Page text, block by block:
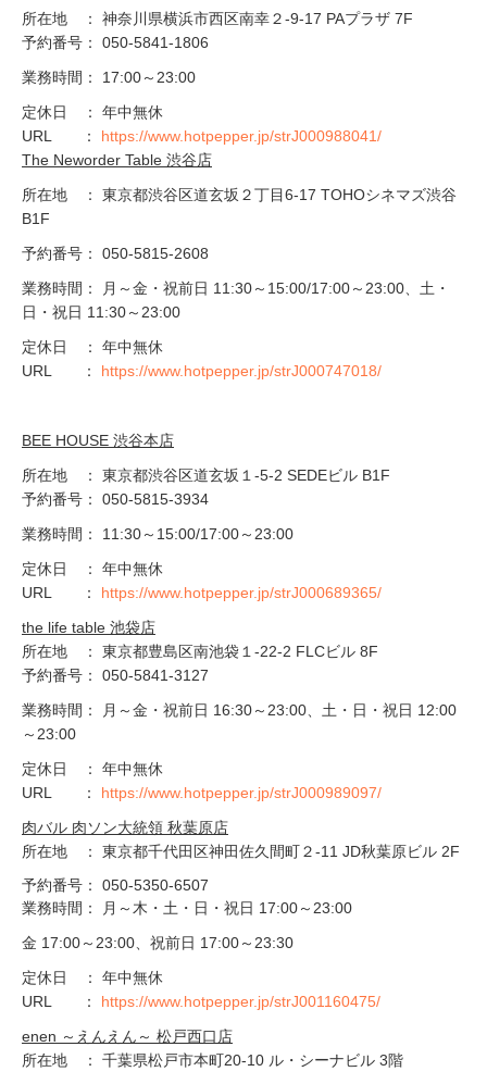
所在地 ： 神奈川県横浜市西区南幸２-9-17 PAプラザ 7F
予約番号： 050-5841-1806
業務時間： 17:00～23:00
定休日 ： 年中無休
URL ： https://www.hotpepper.jp/strJ000988041/
The Neworder Table 渋谷店
所在地 ： 東京都渋谷区道玄坂２丁目6-17 TOHOシネマズ渋谷
B1F
予約番号： 050-5815-2608
業務時間： 月～金・祝前日 11:30～15:00/17:00～23:00、土・
日・祝日 11:30～23:00
定休日 ： 年中無休
URL ： https://www.hotpepper.jp/strJ000747018/
BEE HOUSE 渋谷本店
所在地 ： 東京都渋谷区道玄坂１-5-2 SEDEビル B1F
予約番号： 050-5815-3934
業務時間： 11:30～15:00/17:00～23:00
定休日 ： 年中無休
URL ： https://www.hotpepper.jp/strJ000689365/
the life table 池袋店
所在地 ： 東京都豊島区南池袋１-22-2 FLCビル 8F
予約番号： 050-5841-3127
業務時間： 月～金・祝前日 16:30～23:00、土・日・祝日 12:00
～23:00
定休日 ： 年中無休
URL ： https://www.hotpepper.jp/strJ000989097/
肉バル 肉ソン大統領 秋葉原店
​所在地 ： 東京都千代田区神田佐久間町２-11 JD秋葉原ビル 2F
予約番号： 050-5350-6507
業務時間： 月～木・土・日・祝日 17:00～23:00
金 17:00～23:00、祝前日 17:00～23:30
定休日 ： 年中無休
URL ： https://www.hotpepper.jp/strJ001160475/
enen ～えんえん～ 松戸西口店
​所在地 ： 千葉県松戸市本町20-10 ル・シーナビル 3階